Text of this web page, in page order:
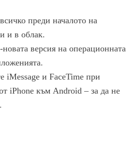
преди началото на
и в облак.
новата версия на операционната
iMessage и FaceTime при
iPhone към Android – за да не